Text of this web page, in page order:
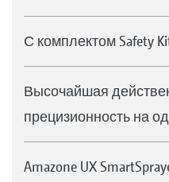
С комплектом Safety
Высочайшая
прецизионность на
Amazone UX